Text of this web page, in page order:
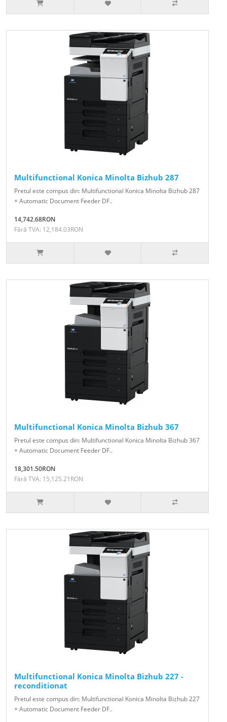
Multifunctional Konica Minolta Bizhub 287
Pretul este compus din: Multifunctional Konica Minolta Bizhub 287
+ Automatic Document Feeder DF..
14,742.68RON
Fără TVA: 12,184.03RON
Multifunctional Konica Minolta Bizhub 367
Pretul este compus din: Multifunctional Konica Minolta Bizhub 367
+ Automatic Document Feeder DF..
18,301.50RON
Fără TVA: 15,125.21RON
Multifunctional Konica Minolta Bizhub 227 -
reconditionat
Pretul este compus din: Multifunctional Konica Minolta Bizhub 227
+ Automatic Document Feeder DF..